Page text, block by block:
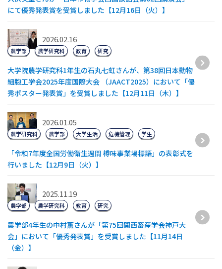
にて優秀発表賞を受賞しました【12月16日（火）】
2026.02.16
大学院農学研究科1年生の石丸七虹さんが、第38回日本動物
細胞工学会2025年度国際大会 （JAACT2025）において「優
秀ポスター発表賞」を受賞しました【12月11日（木）】
農学部 農学研究科 教育 研究
2026.01.05
「令和7年度全国労働衛生週間 樽味事業場標語」の表彰式を
行いました【12月9日（火）】
農学研究科 農学部 大学生活 危機管理 学生
2025.11.19
農学部4年生の中村薫さんが「第75回関西畜産学会神戸大
会」において「優秀発表賞」を受賞しました【11月14日
（金）】
農学部 農学研究科 教育 研究